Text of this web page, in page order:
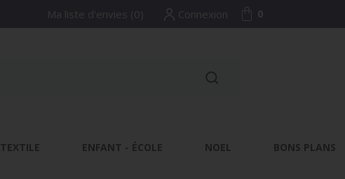
Ma liste d'envies ( 0) Connexion 0
TEXTILE ENFANT - ÉCOLE NOEL BONS PLANS